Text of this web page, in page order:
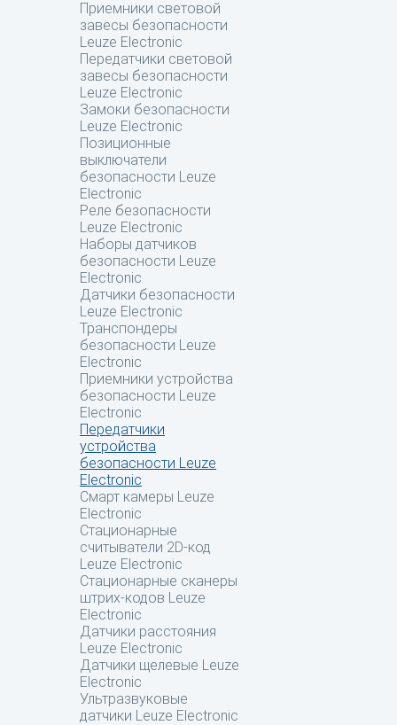
Приемники световой
завесы безопасности
Leuze Electronic
Передатчики световой
завесы безопасности
Leuze Electronic
Замоки безопасности
Leuze Electronic
Позиционные
выключатели
безопасности Leuze
Electronic
Реле безопасности
Leuze Electronic
Наборы датчиков
безопасности Leuze
Electronic
Датчики безопасности
Leuze Electronic
Транспондеры
безопасности Leuze
Electronic
Приемники устройства
безопасности Leuze
Electronic
Передатчики
устройства
безопасности Leuze
Electronic
Смарт камеры Leuze
Electronic
Стационарные
считыватели 2D-код
Leuze Electronic
Стационарные сканеры
штрих-кодов Leuze
Electronic
Датчики расстояния
Leuze Electronic
Датчики щелевые Leuze
Electronic
Ультразвуковые
датчики Leuze Electronic